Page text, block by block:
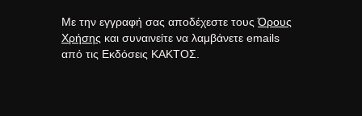
Με την εγγραφή σας αποδέχεστε τουςΌρους
Χρήσης και συναινείτε να λαμβάνετε emails
από τις Εκδόσεις ΚΑΚΤΟΣ.